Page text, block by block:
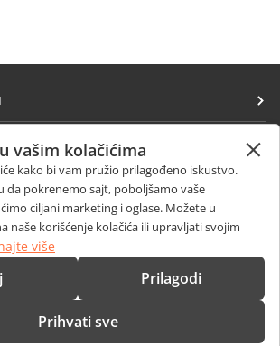
vašim kolačićima
kako bi vam pružio prilagođeno iskustvo.
da pokrenemo sajt, poboljšamo vaše
ciljani marketing i oglase. Možete u
naše korišćenje kolačića ili upravljati svojim
više
Prilagodi
Prihvati sve